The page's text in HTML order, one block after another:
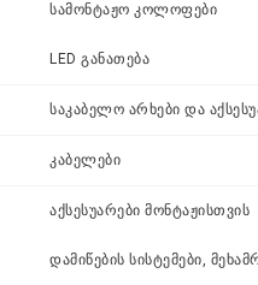
+995 511 110
ᲡᲐᲛᲝᲜᲢᲐᲟᲝ ᲙᲝᲚᲝᲤᲔᲑᲘ
LED ᲒᲐᲜᲐᲗᲔᲑᲐ
ᲡᲐᲙᲐᲑᲔᲚᲝ ᲐᲠᲮᲔᲑᲘ ᲓᲐ
ᲙᲐᲑᲔᲚᲔᲑᲘ
ᲐᲥᲡᲔᲡᲣᲐᲠᲔᲑᲘ ᲛᲝᲜᲢᲐᲟᲘᲡᲗᲕᲘᲡ
ᲓᲐᲛᲘᲬᲔᲑᲘᲡ ᲡᲘᲡᲢᲔᲛᲔᲑᲘ,